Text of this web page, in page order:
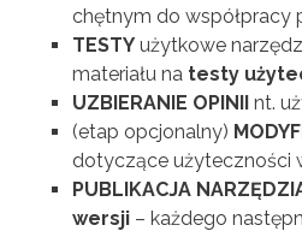
chętnym do współpracy
TESTY użytkowe
materiału na testy
UZBIERANIE OPINII nt.
(etap opcjonalny)
dotyczące użyteczności
PUBLIKACJA
wersji – każdego